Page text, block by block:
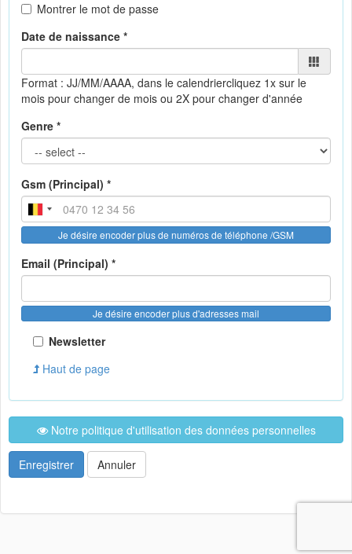
Montrer le mot de passe
Date de naissance *
Format : JJ/MM/AAAA, dans le calendriercliquez 1x sur le
mois pour changer de mois ou 2X pour changer d'année
Genre *
Gsm (Principal) *
Je désire encoder plus de numéros de téléphone /GSM
Email (Principal) *
Je désire encoder plus d'adresses mail
Newsletter
Haut de page
Notre politique d'utilisation des données personnelles
Enregistrer Annuler